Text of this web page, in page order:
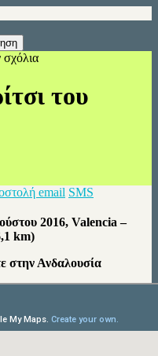
σχόλια
του
email SMS
2016, Valencia –
km)
στην Ανδαλουσία